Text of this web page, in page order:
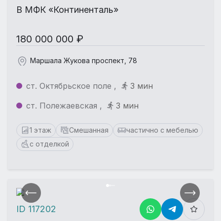
В МФК «Континенталь»
180 000 000 ₽
Маршала Жукова проспект, 78
ст. Октябрьское поле ,
3 мин
ст. Полежаевская ,
3 мин
1 этаж Смешанная
частично с мебелью
с отделкой
ID 117202